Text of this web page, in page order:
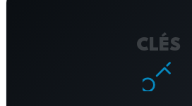
CLÉS